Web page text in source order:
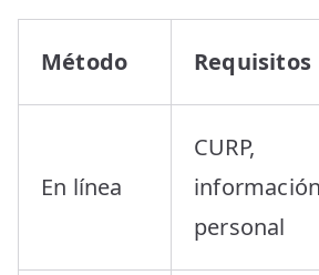
Método Requisitos
En línea
CURP,
información
personal